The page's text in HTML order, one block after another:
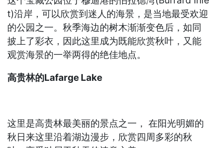
t)沿岸，可以欣赏到迷人的海景，是当地最受欢迎
的公园之一。秋季海边的树木渐渐变色后，如同
披上了彩衣，因此这里成为既能欣赏秋叶，又能
观赏海景的一举两得的绝佳地点。
高贵林的Lafarge Lake
这里是高贵林最美丽的景点之一， 在阳光明媚的
秋日来这里沿着湖边漫步，欣赏四周多彩的秋